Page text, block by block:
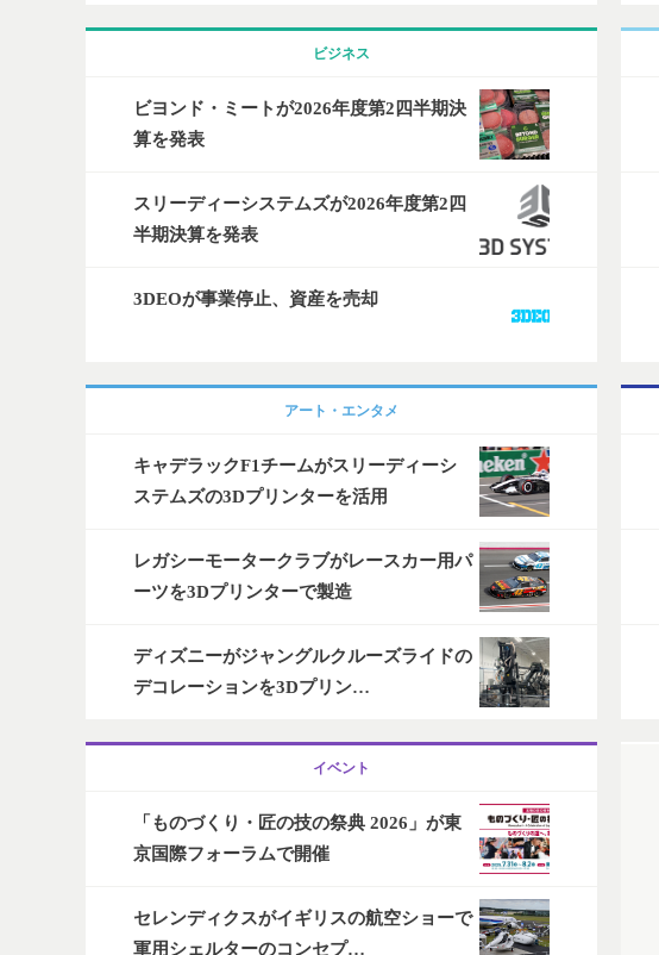
ビジネス
ビヨンド・ミートが2026年度第2四半期決
算を発表
スリーディーシステムズが2026年度第2四
半期決算を発表
3DEOが事業停止、資産を売却
アート・エンタメ
キャデラックF1チームがスリーディーシ
ステムズの3Dプリンターを活用
レガシーモータークラブがレースカー用パ
ーツを3Dプリンターで製造
ディズニーがジャングルクルーズライドの
デコレーションを3Dプリン…
イベント
「ものづくり・匠の技の祭典 2026」が東
京国際フォーラムで開催
セレンディクスがイギリスの航空ショーで
軍用シェルターのコンセプ…